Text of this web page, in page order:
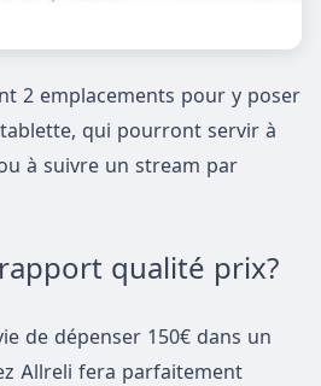
2 emplacements pour y poser
qui pourront servir à
à suivre un stream par
qualité prix?
de dépenser 150€ dans un
Allreli fera parfaitement